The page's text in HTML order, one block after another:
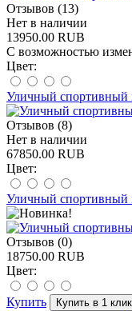
Отзывов (13)
Нет в наличии
13950.00 RUB
С возможностью
Цвет:
Уличный спортивный
Отзывов (8)
Нет в наличии
67850.00 RUB
Цвет:
Уличный спортивный
Отзывов (0)
18750.00 RUB
Цвет:
Купить